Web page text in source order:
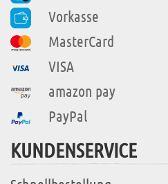
Vorkasse
MasterCard
VISA
amazon pay
PayPal
KUNDENSERVICE